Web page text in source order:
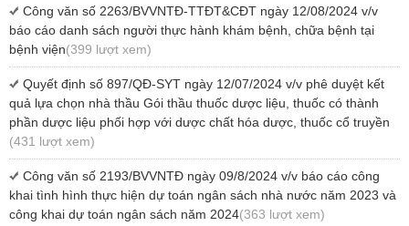
Công văn số 2263/BVVNTĐ-TTĐT&CĐT ngày 12/08/2024 v/v
báo cáo danh sách người thực hành khám bệnh, chữa bệnh tại
bệnh viện(399 lượt xem)
Quyết định số 897/QĐ-SYT ngày 12/07/2024 v/v phê duyệt kết
quả lựa chọn nhà thầu Gói thầu thuốc dược liệu, thuốc có thành
phần dược liệu phối hợp với dược chất hóa dược, thuốc cổ truyền
(431 lượt xem)
Công văn số 2193/BVVNTĐ ngày 09/8/2024 v/v báo cáo công
khai tình hình thực hiện dự toán ngân sách nhà nước năm 2023 và
công khai dự toán ngân sách năm 2024(363 lượt xem)